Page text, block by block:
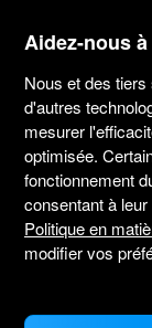
votre
Aidez-nous
Nous et des
d'autres
mesurer
optimisée.
fonctionnement
consentant à
Politique en
modifier vos